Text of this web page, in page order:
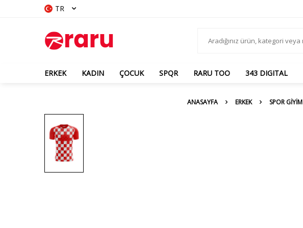
TR
ERKEK KADIN ÇOCUK SPQR RARU TOO 343 DIGITAL
ANASAYFA ERKEK SPOR GİYİM